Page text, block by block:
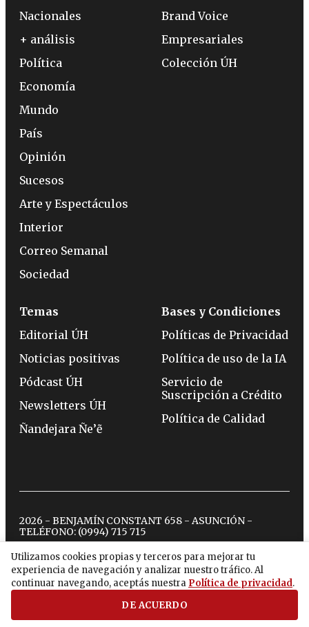
Utilizamos cookies propias y terceros para mejorar tu
experiencia de navegación y analizar nuestro tráfico. Al
continuar navegando, aceptás nuestra Política de privacidad.
DE ACUERDO
Nacionales
+ análisis
Política
Economía
Mundo
País
Opinión
Sucesos
Arte y Espectáculos
Interior
Correo Semanal
Sociedad
Brand Voice
Empresariales
Colección ÚH
Temas
Editorial ÚH
Noticias positivas
Pódcast ÚH
Newsletters ÚH
Ñandejara Ñe’ẽ
Bases y Condiciones
Políticas de Privacidad
Política de uso de la IA
Servicio de
Suscripción a Crédito
Política de Calidad
2026 - BENJAMÍN CONSTANT 658 - ASUNCIÓN -
TELÉFONO: (0994) 715 715
twitterinstagram
facebook
tiktokyoutubespotify